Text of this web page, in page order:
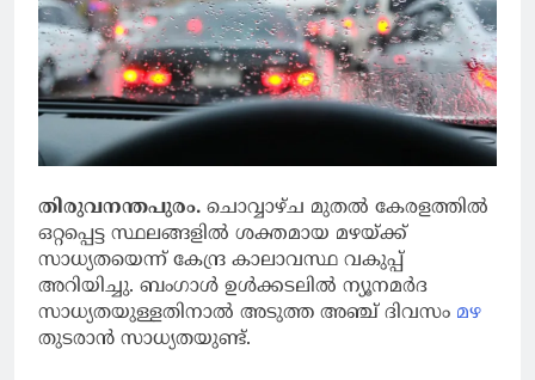
തിരുവനന്തപുരം. ചൊവ്വാഴ്ച മുതല്‍ കേരളത്തില്‍
ഒറ്റപ്പെട്ട സ്ഥലങ്ങളില്‍ ശക്തമായ മഴയ്ക്ക്
സാധ്യതയെന്ന് കേന്ദ്ര കാലാവസ്ഥ വകുപ്പ്
അറിയിച്ചു. ബംഗാള്‍ ഉള്‍ക്കടലില്‍ ന്യൂനമര്‍ദ
സാധ്യതയുള്ളതിനാല്‍ അടുത്ത അഞ്ച് ദിവസം മഴ
തുടരാന്‍ സാധ്യതയുണ്ട്.